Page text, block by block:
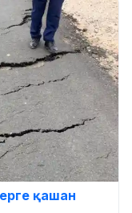
қашан